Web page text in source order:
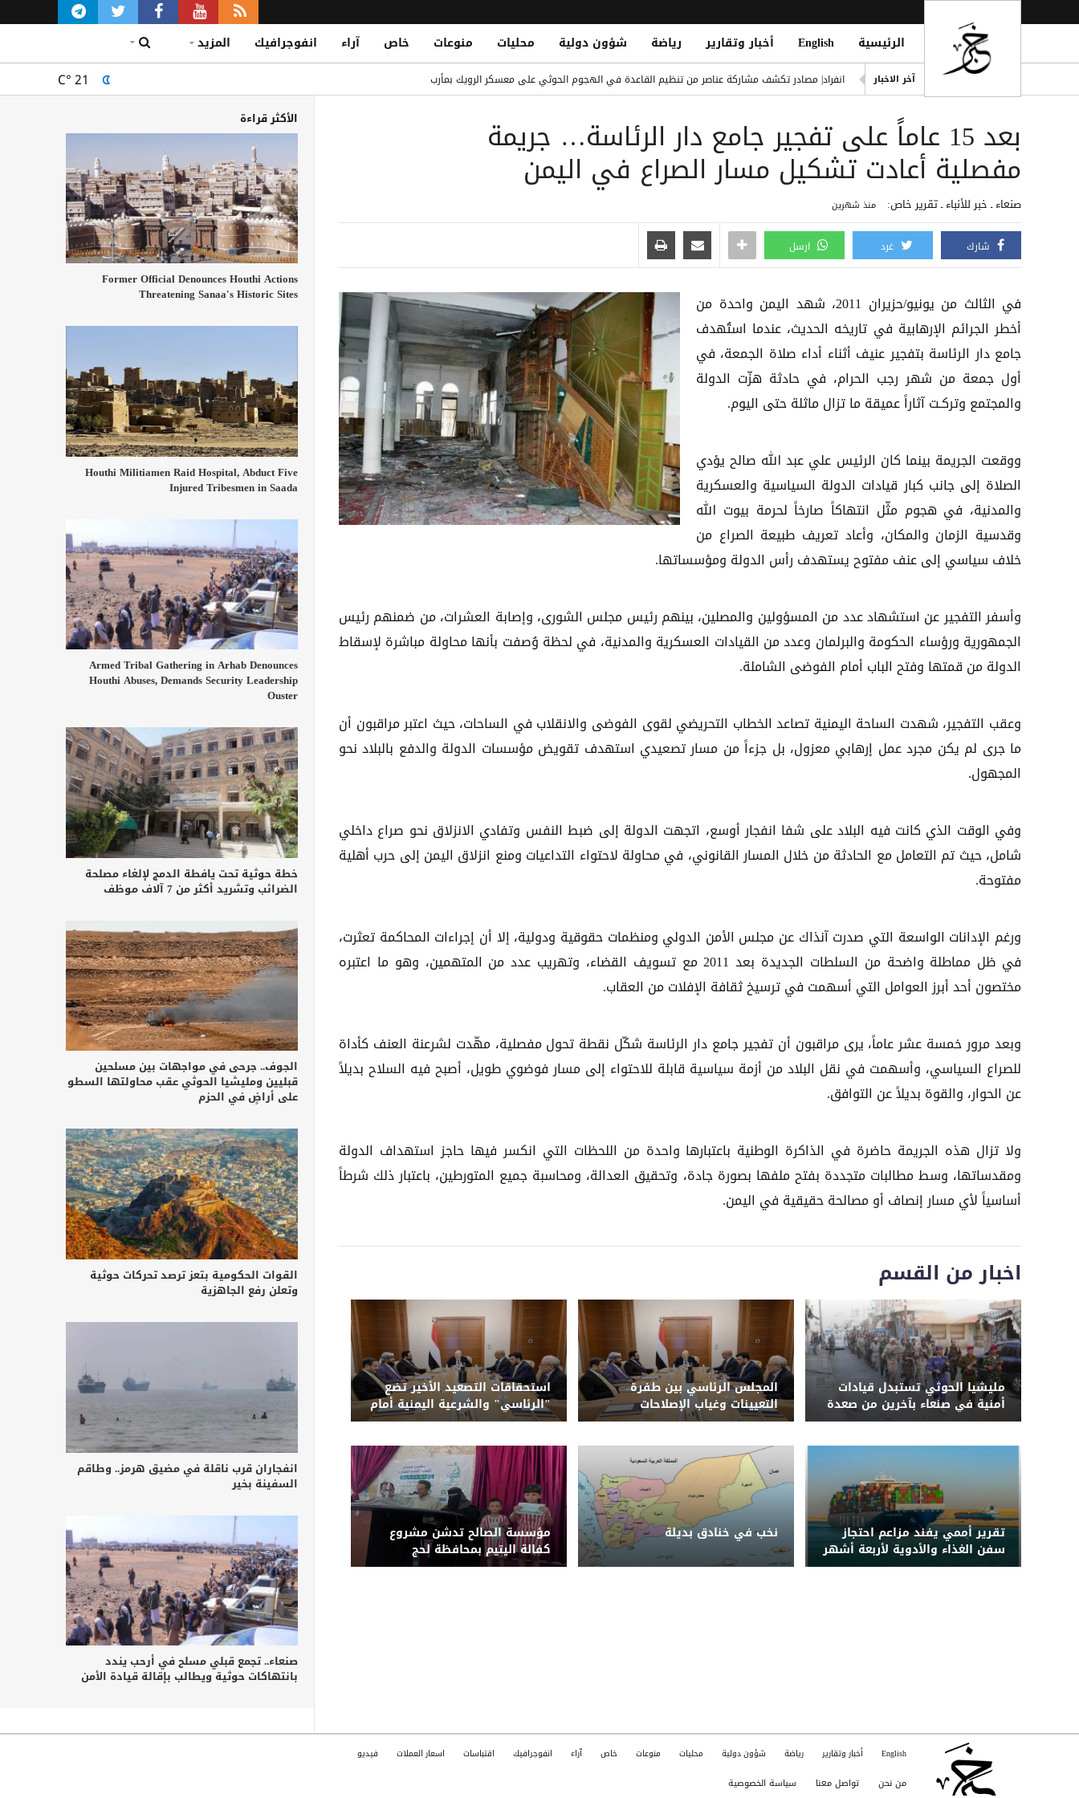
الرئيسية English أخبار وتقارير رياضة شؤون دولية محليات منوعات خاص آراء انفوجرافيك المزيد
آخر الاخبار
انفراد| مصادر تكشف مشاركة عناصر من تنظيم القاعدة في الهجوم الحوثي على معسكر الرويك بمأرب
التحالف: هجوم حوثي يستهدف أعياناً مدنية في نجران ويصيب 11 مدنياً بينهم امرأة وطفل
Yemen Defense Ministry Vows Retaliation Against Houthi Attacks
الفرقة الثالثة في قوات الطوارئ اليمنية: لا خسائر بشرية جراء الضربة ونحذر من تداول الشائعات
C° 21
بعد 15 عاماً على تفجير جامع دار الرئاسة… جريمة
مفصلية أعادت تشكيل مسار الصراع في اليمن
صنعاء ـ خبر للأنباء ـ تقرير خاص: منذ شهرين
شارك غرد ارسل
في الثالث من يونيو/حزيران 2011، شهد اليمن واحدة من
أخطر الجرائم الإرهابية في تاريخه الحديث، عندما استُهدف
جامع دار الرئاسة بتفجير عنيف أثناء أداء صلاة الجمعة، في
أول جمعة من شهر رجب الحرام، في حادثة هزّت الدولة
والمجتمع وتركـت آثاراً عميقة ما تزال ماثلة حتى اليوم.
ووقعت الجريمة بينما كان الرئيس علي عبد الله صالح يؤدي
الصلاة إلى جانب كبار قيادات الدولة السياسية والعسكرية
والمدنية، في هجوم مثّل انتهاكاً صارخاً لحرمة بيوت الله
وقدسية الزمان والمكان، وأعاد تعريف طبيعة الصراع من
خلاف سياسي إلى عنف مفتوح يستهدف رأس الدولة ومؤسساتها.
وأسفر التفجير عن استشهاد عدد من المسؤولين والمصلين، بينهم رئيس مجلس الشورى، وإصابة العشرات، من ضمنهم رئيس
الجمهورية ورؤساء الحكومة والبرلمان وعدد من القيادات العسكرية والمدنية، في لحظة وُصفت بأنها محاولة مباشرة لإسقاط
الدولة من قمتها وفتح الباب أمام الفوضى الشاملة.
وعقب التفجير، شهدت الساحة اليمنية تصاعد الخطاب التحريضي لقوى الفوضى والانقلاب في الساحات، حيث اعتبر مراقبون أن
ما جرى لم يكن مجرد عمل إرهابي معزول، بل جزءاً من مسار تصعيدي استهدف تقويض مؤسسات الدولة والدفع بالبلاد نحو
المجهول.
وفي الوقت الذي كانت فيه البلاد على شفا انفجار أوسع، اتجهت الدولة إلى ضبط النفس وتفادي الانزلاق نحو صراع داخلي
شامل، حيث تم التعامل مع الحادثة من خلال المسار القانوني، في محاولة لاحتواء التداعيات ومنع انزلاق اليمن إلى حرب أهلية
مفتوحة.
ورغم الإدانات الواسعة التي صدرت آنذاك عن مجلس الأمن الدولي ومنظمات حقوقية ودولية، إلا أن إجراءات المحاكمة تعثرت،
في ظل مماطلة واضحة من السلطات الجديدة بعد 2011 مع تسويف القضاء، وتهريب عدد من المتهمين، وهو ما اعتبره
مختصون أحد أبرز العوامل التي أسهمت في ترسيخ ثقافة الإفلات من العقاب.
وبعد مرور خمسة عشر عاماً، يرى مراقبون أن تفجير جامع دار الرئاسة شكّل نقطة تحول مفصلية، مهّدت لشرعنة العنف كأداة
للصراع السياسي، وأسهمت في نقل البلاد من أزمة سياسية قابلة للاحتواء إلى مسار فوضوي طويل، أصبح فيه السلاح بديلاً
عن الحوار، والقوة بديلاً عن التوافق.
ولا تزال هذه الجريمة حاضرة في الذاكرة الوطنية باعتبارها واحدة من اللحظات التي انكسر فيها حاجز استهداف الدولة
ومقدساتها، وسط مطالبات متجددة بفتح ملفها بصورة جادة، وتحقيق العدالة، ومحاسبة جميع المتورطين، باعتبار ذلك شرطاً
أساسياً لأي مسار إنصاف أو مصالحة حقيقية في اليمن.
اخبار من القسم
مليشيا الحوثي تستبدل قيادات
أمنية في صنعاء بآخرين من صعدة
وحجة وترسل ضباطاً إلى دورات
المجلس الرئاسي بين طفرة
التعيينات وغياب الإصلاحات
استحقاقات التصعيد الأخير تضع
"الرئاسي" والشرعية اليمنية أمام
حتمية الحسم وإنهاء الانقلاب
تقرير أممي يفند مزاعم احتجاز
سفن الغذاء والأدوية لأربعة أشهر
قبل دخول اليمن
نخب في خنادق بديلة مؤسسة الصالح تدشن مشروع
كفالة اليتيم بمحافظة لحج
الأكثر قراءة
Former Official Denounces Houthi Actions
Threatening Sanaa's Historic Sites
Houthi Militiamen Raid Hospital, Abduct Five
Injured Tribesmen in Saada
Armed Tribal Gathering in Arhab Denounces
Houthi Abuses, Demands Security Leadership
Ouster
خطة حوثية تحت يافطة الدمج لإلغاء مصلحة
الضرائب وتشريد أكثر من 7 آلاف موظف
الجوف.. جرحى في مواجهات بين مسلحين
قبليين ومليشيا الحوثي عقب محاولتها السطو
على أراضٍ في الحزم
القوات الحكومية بتعز ترصد تحركات حوثية
وتعلن رفع الجاهزية
انفجاران قرب ناقلة في مضيق هرمز.. وطاقم
السفينة بخير
صنعاء.. تجمع قبلي مسلح في أرحب يندد
بانتهاكات حوثية ويطالب بإقالة قيادة الأمن
English أخبار وتقارير رياضة شؤون دولية محليات منوعات خاص آراء انفوجرافيك اقتباسات اسعار العملات فيديو
من نحن تواصل معنا سياسة الخصوصية